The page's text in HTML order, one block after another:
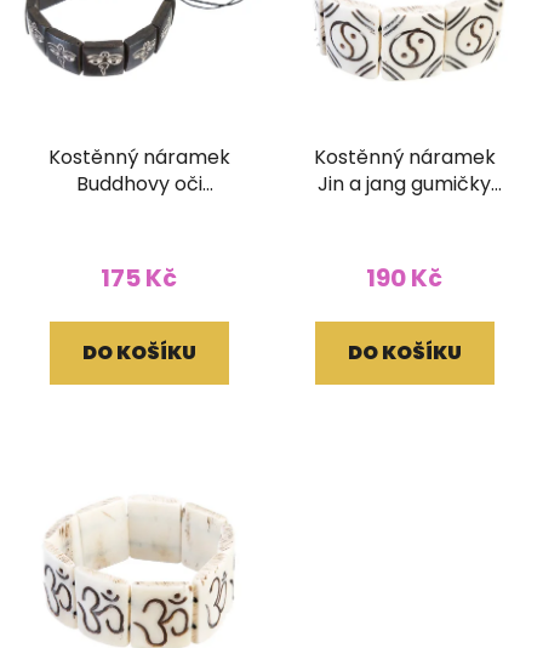
Kostěnný náramek
Buddhovy oči
175 Kč
DO KOŠÍKU
Kostěnný náramek
Jin a jang gumičky
190 Kč
DO KOŠÍKU